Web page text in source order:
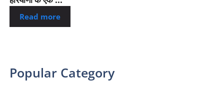
Read more
Popular Category